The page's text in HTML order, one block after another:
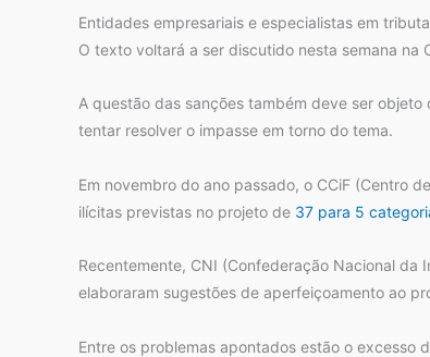
Entidades empresariais e especialistas em
O texto voltará a ser discutido nesta semana na
A questão das sanções também deve ser
tentar resolver o impasse em torno do tema.
Em novembro do ano passado, o CCiF (Centro
ilícitas previstas no projeto de 37 para 5
Recentemente, CNI (Confederação Nacional da
elaboraram sugestões de aperfeiçoamento ao
Entre os problemas apontados estão o excesso